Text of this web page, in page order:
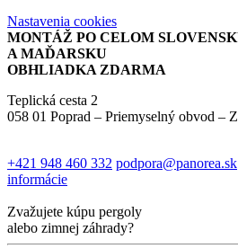
Nastavenia cookies
MONTÁŽ PO CELOM
A MAĎARSKU
OBHLIADKA ZDARMA
Teplická cesta 2
058 01 Poprad – Priemyselný obvod –
+421 948 460 332 podpora@panorea.sk
informácie
Zvažujete kúpu pergoly
alebo zimnej záhrady?